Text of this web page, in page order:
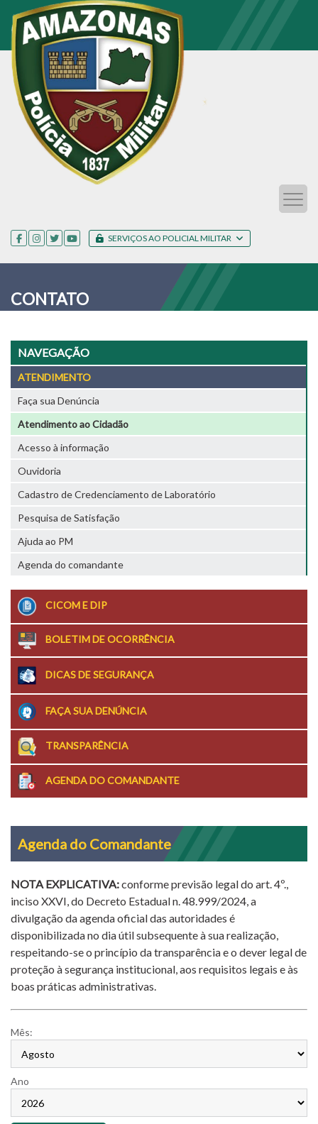
SERVIÇOS AO POLICIAL MILITAR
CONTATO
NAVEGAÇÃO
ATENDIMENTO
Faça sua Denúncia
Atendimento ao Cidadão
Acesso à informação
Ouvidoria
Cadastro de Credenciamento de Laboratório
Pesquisa de Satisfação
Ajuda ao PM
Agenda do comandante
CICOM E DIP
BOLETIM DE OCORRÊNCIA
DICAS DE SEGURANÇA
FAÇA SUA DENÚNCIA
TRANSPARÊNCIA
AGENDA DO COMANDANTE
Agenda do Comandante
NOTA EXPLICATIVA:conforme previsão legal do art. 4º.,
inciso XXVI, do Decreto Estadual n. 48.999/2024, a
divulgação da agenda oficial das autoridades é
disponibilizada no dia útil subsequente à sua realização,
respeitando-se o princípio da transparência e o dever legal de
proteção à segurança institucional, aos requisitos legais e às
boas práticas administrativas.
Mês:
Ano